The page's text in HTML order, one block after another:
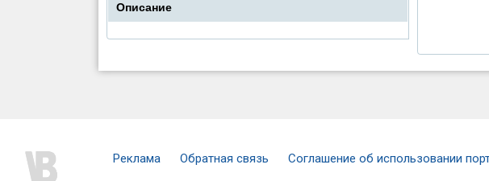
Описание
Реклама Обратная связь Соглашение об использовании